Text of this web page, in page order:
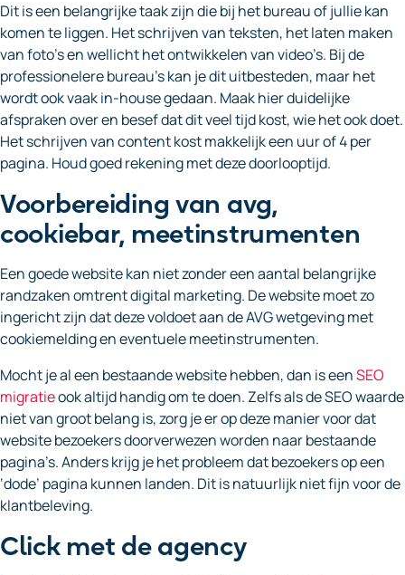
Dit is een belangrijke taak zijn die bij het bureau of jullie kan
komen te liggen. Het schrijven van teksten, het laten maken
van foto’s en wellicht het ontwikkelen van video’s. Bij de
professionelere bureau’s kan je dit uitbesteden, maar het
wordt ook vaak in-house gedaan. Maak hier duidelijke
afspraken over en besef dat dit veel tijd kost, wie het ook doet.
Het schrijven van content kost makkelijk een uur of 4 per
pagina. Houd goed rekening met deze doorlooptijd.
Voorbereiding van avg,
cookiebar, meetinstrumenten
Een goede website kan niet zonder een aantal belangrijke
randzaken omtrent digital marketing. De website moet zo
ingericht zijn dat deze voldoet aan de AVG wetgeving met
cookiemelding en eventuele meetinstrumenten.
Mocht je al een bestaande website hebben, dan is eenSEO
migratieook altijd handig om te doen. Zelfs als de SEO waarde
niet van groot belang is, zorg je er op deze manier voor dat
website bezoekers doorverwezen worden naar bestaande
pagina’s. Anders krijg je het probleem dat bezoekers op een
‘dode’ pagina kunnen landen. Dit is natuurlijk niet fijn voor de
klantbeleving.
Click met de agency